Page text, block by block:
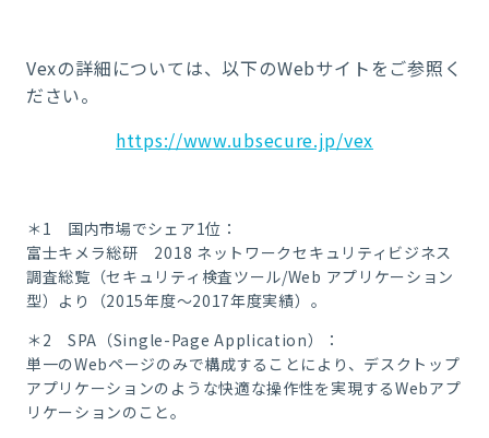
Vexの詳細については、以下のWebサイトをご参照く
ださい。
https://www.ubsecure.jp/vex
＊1 国内市場でシェア1位：
富士キメラ総研 2018 ネットワークセキュリティビジネス
調査総覧（セキュリティ検査ツール/Web アプリケーション
型）より（2015年度～2017年度実績）。
＊2 SPA（Single-Page Application）：
単一のWebページのみで構成することにより、デスクトップ
アプリケーションのような快適な操作性を実現するWebアプ
リケーションのこと。